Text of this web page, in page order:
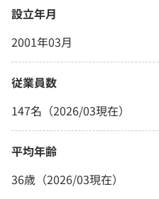
設立年月
2001年03月
従業員数
147名（2026/03現在）
平均年齢
36歳（2026/03現在）